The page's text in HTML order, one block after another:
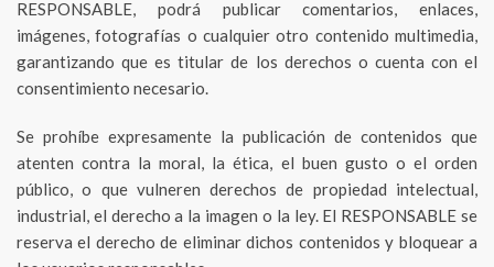
RESPONSABLE, podrá publicar comentarios, enlaces,
imágenes, fotografías o cualquier otro contenido multimedia,
garantizando que es titular de los derechos o cuenta con el
consentimiento necesario.
Se prohíbe expresamente la publicación de contenidos que
atenten contra la moral, la ética, el buen gusto o el orden
público, o que vulneren derechos de propiedad intelectual,
industrial, el derecho a la imagen o la ley. El RESPONSABLE se
reserva el derecho de eliminar dichos contenidos y bloquear a